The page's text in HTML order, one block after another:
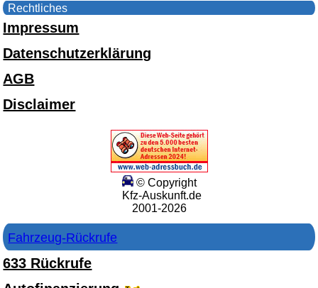
Rechtliches
Impressum
Datenschutzerklärung
AGB
Disclaimer
© Copyright
Kfz-Auskunft.de
2001-2026
Fahrzeug-Rückrufe
633 Rückrufe